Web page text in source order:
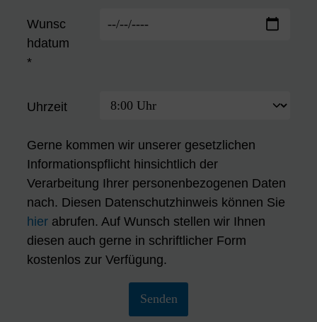
Wunsc
hdatum
*
Uhrzeit
Gerne kommen wir unserer gesetzlichen
Informationspflicht hinsichtlich der
Verarbeitung Ihrer personenbezogenen Daten
nach. Diesen Datenschutzhinweis können Sie
hier abrufen. Auf Wunsch stellen wir Ihnen
diesen auch gerne in schriftlicher Form
kostenlos zur Verfügung.
Senden